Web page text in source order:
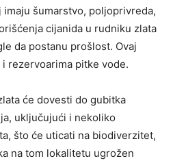
šumarstvo, poljoprivreda,
cijanida u rudniku zlata
da postanu prošlost. Ovaj
rezervoarima pitke vode.
će dovesti do gubitka
uključujući i nekoliko
što će uticati na biodiverzitet,
na tom lokalitetu ugrožen